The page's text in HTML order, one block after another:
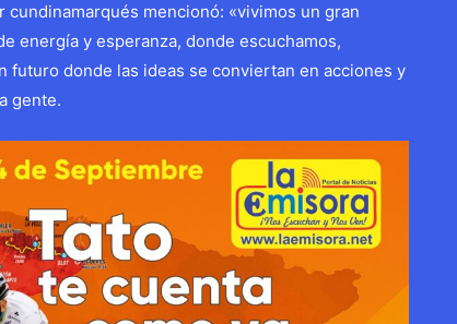
cundinamarqués mencionó: «vivimos un gran
energía y esperanza, donde escuchamos,
futuro donde las ideas se conviertan en acciones y
gente.